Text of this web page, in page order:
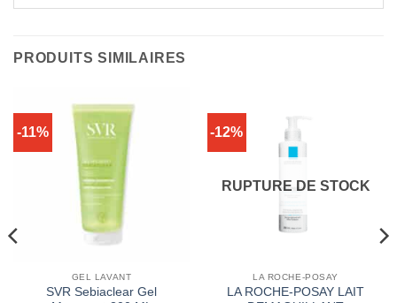
PRODUITS SIMILAIRES
-11%
GEL LAVANT
SVR Sebiaclear Gel
-12%
RUPTURE DE STOCK
LA ROCHE-POSAY
LA ROCHE-POSAY LAIT